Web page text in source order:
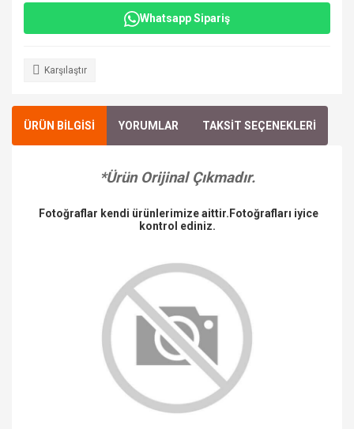
Whatsapp Sipariş
Karşılaştır
ÜRÜN BİLGİSİ YORUMLAR TAKSİT SEÇENEKLERİ
*Ürün Orijinal Çıkmadır.
Fotoğraflar kendi ürünlerimize aittir.Fotoğrafları iyice
kontrol ediniz.